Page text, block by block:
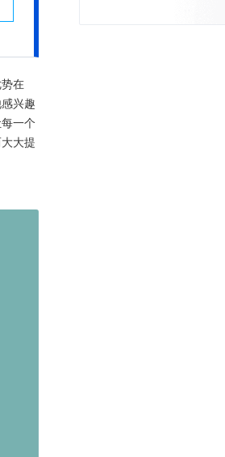
在
兴趣
一个
大提